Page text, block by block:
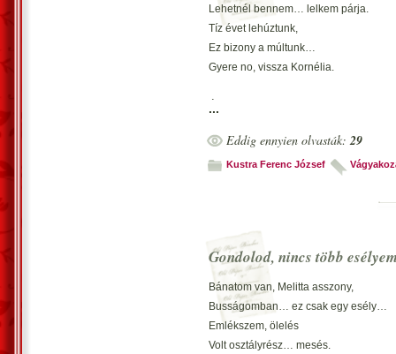
Lehetnél bennem… lelkem párja.
Tíz évet lehúztunk,
Ez bizony a múltunk…
Gyere no, vissza Kornélia.
Ha hívsz engem, megyek,
A karomba veszlek.
Még jó pár tízet, veled élni…
Sorstól, nem kell félni,
Szeretve kell élni.
Gyere… vágyaimnak zenélni!
Veled lobban a láng szívemben,
...
Eddig ennyien olvasták:29
Kustra Ferenc József
Gondolod, nincs több
Bánatom van, Melitta asszony,
Busságomban… ez csak egy esély…
Emlékszem, ölelés
Volt osztályrész… mesés.